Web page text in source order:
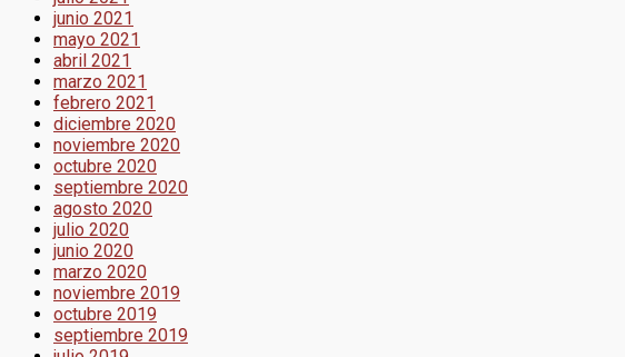
junio 2021
mayo 2021
abril 2021
marzo 2021
febrero 2021
diciembre 2020
noviembre 2020
octubre 2020
septiembre 2020
agosto 2020
julio 2020
junio 2020
marzo 2020
noviembre 2019
octubre 2019
septiembre 2019